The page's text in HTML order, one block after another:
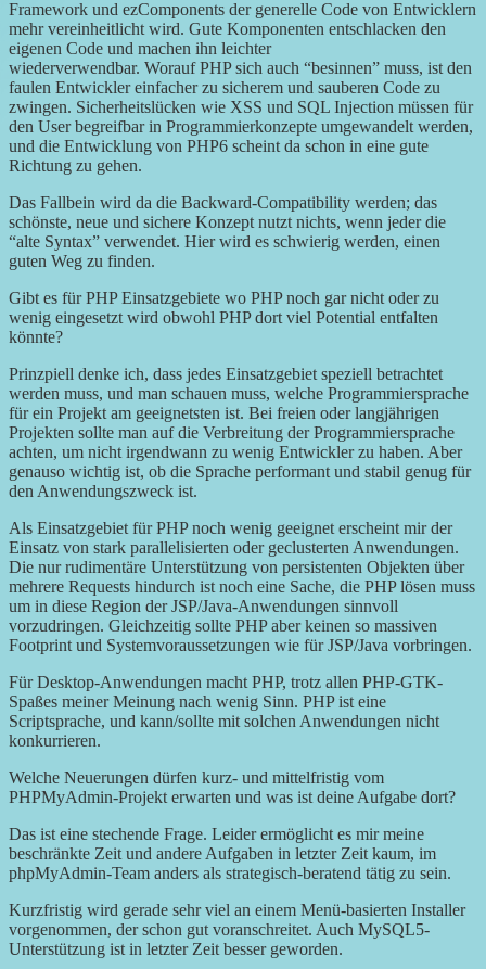
Framework und ezComponents der generelle Code von Entwicklern
mehr vereinheitlicht wird. Gute Komponenten entschlacken den
eigenen Code und machen ihn leichter
wiederverwendbar. Worauf PHP sich auch “besinnen” muss, ist den
faulen Entwickler einfacher zu sicherem und sauberen Code zu
zwingen. Sicherheitslücken wie XSS und SQL Injection müssen für
den User begreifbar in Programmierkonzepte umgewandelt werden,
und die Entwicklung von PHP6 scheint da schon in eine gute
Richtung zu gehen.
Das Fallbein wird da die Backward-Compatibility werden; das
schönste, neue und sichere Konzept nutzt nichts, wenn jeder die
“alte Syntax” verwendet. Hier wird es schwierig werden, einen
guten Weg zu finden.
Gibt es für PHP Einsatzgebiete wo PHP noch gar nicht oder zu
wenig eingesetzt wird obwohl PHP dort viel Potential entfalten
könnte?
Prinzpiell denke ich, dass jedes Einsatzgebiet speziell betrachtet
werden muss, und man schauen muss, welche Programmiersprache
für ein Projekt am geeignetsten ist. Bei freien oder langjährigen
Projekten sollte man auf die Verbreitung der Programmiersprache
achten, um nicht irgendwann zu wenig Entwickler zu haben. Aber
genauso wichtig ist, ob die Sprache performant und stabil genug für
den Anwendungszweck ist.
Als Einsatzgebiet für PHP noch wenig geeignet erscheint mir der
Einsatz von stark parallelisierten oder geclusterten Anwendungen.
Die nur rudimentäre Unterstützung von persistenten Objekten über
mehrere Requests hindurch ist noch eine Sache, die PHP lösen muss
um in diese Region der JSP/Java-Anwendungen sinnvoll
vorzudringen. Gleichzeitig sollte PHP aber keinen so massiven
Footprint und Systemvoraussetzungen wie für JSP/Java vorbringen.
Für Desktop-Anwendungen macht PHP, trotz allen PHP-GTK-
Spaßes meiner Meinung nach wenig Sinn. PHP ist eine
Scriptsprache, und kann/sollte mit solchen Anwendungen nicht
konkurrieren.
Welche Neuerungen dürfen kurz- und mittelfristig vom
PHPMyAdmin-Projekt erwarten und was ist deine Aufgabe dort?
Das ist eine stechende Frage. Leider ermöglicht es mir meine
beschränkte Zeit und andere Aufgaben in letzter Zeit kaum, im
phpMyAdmin-Team anders als strategisch-beratend tätig zu sein.
Kurzfristig wird gerade sehr viel an einem Menü-basierten Installer
vorgenommen, der schon gut voranschreitet. Auch MySQL5-
Unterstützung ist in letzter Zeit besser geworden.